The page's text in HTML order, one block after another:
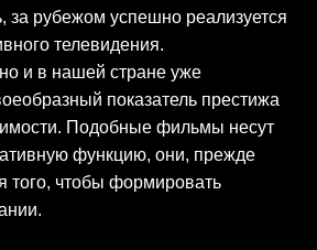
за рубежом успешно реализуется
телевидения.
и в нашей стране уже
показатель престижа
Подобные фильмы несут
функцию, они, прежде
того, чтобы формировать